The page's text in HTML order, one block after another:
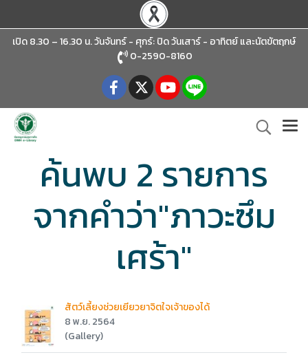
เปิด 8.30 – 16.30 น. วันจันทร์ - ศุกร์: ปิด วันเสาร์ - อาทิตย์และนัตขัตฤกษ์
0-2590-8160
ค้นพบ 2 รายการ
จากคำว่า"ภาวะซึม
เศร้า"
สัตว์เลี้ยงช่วยเยียวยาจิตใจเจ้าของได้
8 พ.ย. 2564
(Gallery)